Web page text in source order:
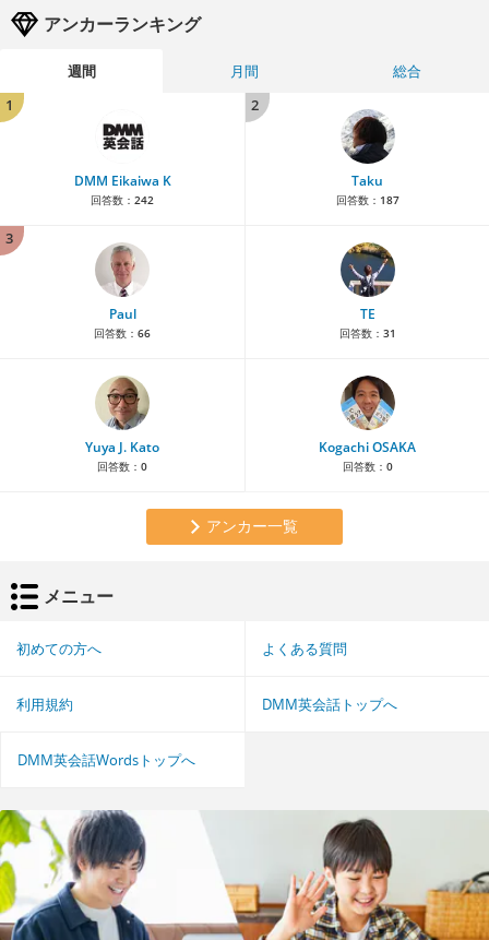
アンカーランキング
週間 月間
総合
1
DMM Eikaiwa K
回答数： 242
2
Taku
回答数： 187
3
Paul
回答数： 66
TE
回答数： 31
Yuya J. Kato
回答数： 0
Kogachi OSAKA
回答数： 0
アンカー一覧
メニュー
初めての方へ よくある質問
利用規約 DMM英会話トップへ
DMM英会話Wordsトップへ